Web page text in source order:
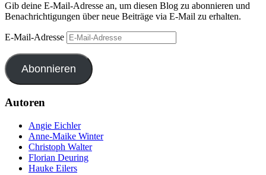
Gib deine E-Mail-Adresse an, um diesen Blog zu abonnieren und
Benachrichtigungen über neue Beiträge via E-Mail zu erhalten.
E-Mail-Adresse
Abonnieren
Autoren
Angie Eichler
Anne-Maike Winter
Christoph Walter
Florian Deuring
Hauke Eilers